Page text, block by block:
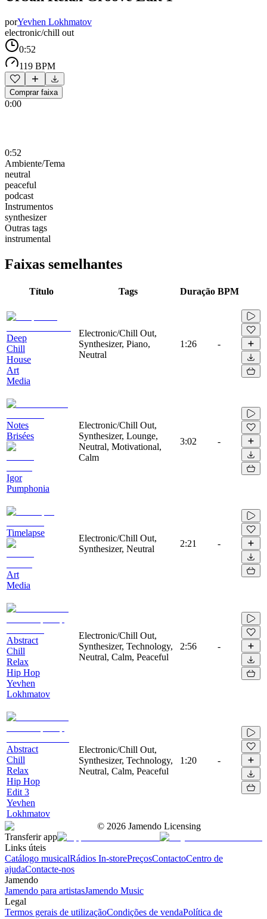
porYevhen Lokhmatov
electronic/chill out
0:52
119 BPM
Comprar faixa
0:00
0:52
Ambiente/Tema
neutral
peaceful
podcast
Instrumentos
synthesizer
Outras tags
instrumental
Faixas semelhantes
Título Tags Duração BPM
Deep
Chill
House
Art
Media
Electronic/Chill Out,
Synthesizer, Piano,
Neutral
1:26 -
Notes
Brisées
Igor
Pumphonia
Electronic/Chill Out,
Synthesizer, Lounge,
Neutral, Motivational,
Calm
3:02 -
Timelapse
Art
Media
Electronic/Chill Out,
Synthesizer, Neutral
2:21 -
Abstract
Chill
Relax
Hip Hop
Yevhen
Lokhmatov
Electronic/Chill Out,
Synthesizer, Technology,
Neutral, Calm, Peaceful
2:56 -
Abstract
Chill
Relax
Hip Hop
Edit 3
Yevhen
Lokhmatov
Electronic/Chill Out,
Synthesizer, Technology,
Neutral, Calm, Peaceful
1:20 -
© 2026 Jamendo Licensing
Transferir app
Links úteis
Catálogo musicalRádios In-storePreçosContactoCentro de
ajudaContacte-nos
Jamendo
Jamendo para artistasJamendo Music
Legal
Termos gerais de utilizaçãoCondições de vendaPolítica de